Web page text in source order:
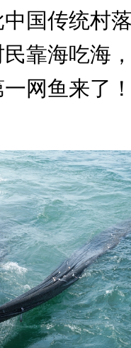
国传统村
靠海吃海
网鱼来了